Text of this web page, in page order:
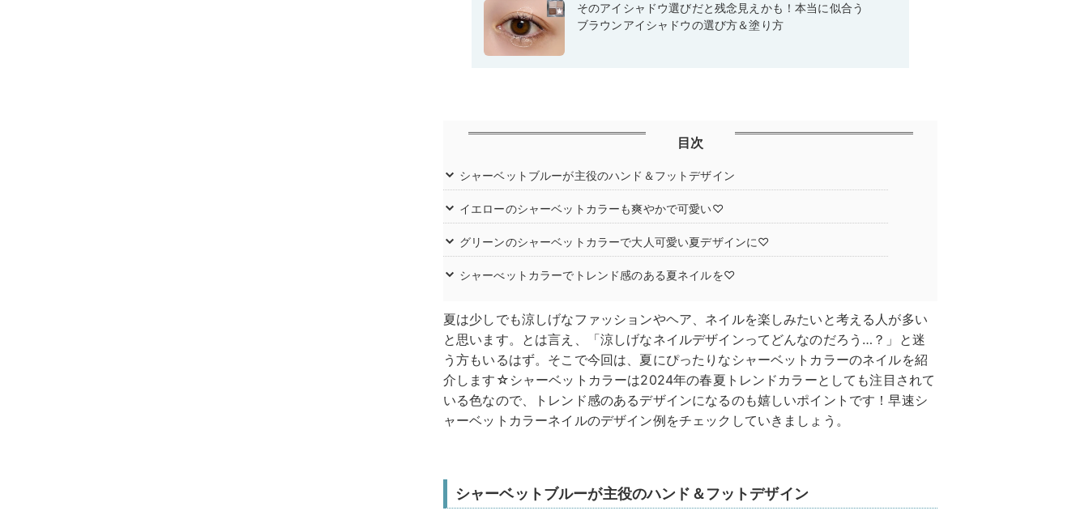
そのアイシャドウ選びだと残念見えかも！本当に似合う
ブラウンアイシャドウの選び方＆塗り方
目次
シャーベットブルーが主役のハンド＆フットデザイン
イエローのシャーベットカラーも爽やかで可愛い♡
グリーンのシャーベットカラーで大人可愛い夏デザインに♡
シャーべットカラーでトレンド感のある夏ネイルを♡
夏は少しでも涼しげなファッションやヘア、ネイルを楽しみたいと考える人が多い
と思います。とは言え、「涼しげなネイルデザインってどんなのだろう…？」と迷
う方もいるはず。そこで今回は、夏にぴったりなシャーベットカラーのネイルを紹
介します☆シャーベットカラーは2024年の春夏トレンドカラーとしても注目されて
いる色なので、トレンド感のあるデザインになるのも嬉しいポイントです！早速シ
ャーベットカラーネイルのデザイン例をチェックしていきましょう。
シャーベットブルーが主役のハンド＆フットデザイン